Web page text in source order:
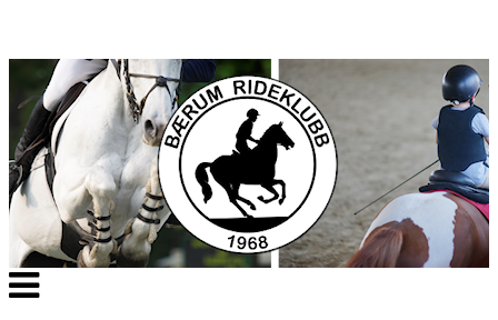
Veksle
navigasjon